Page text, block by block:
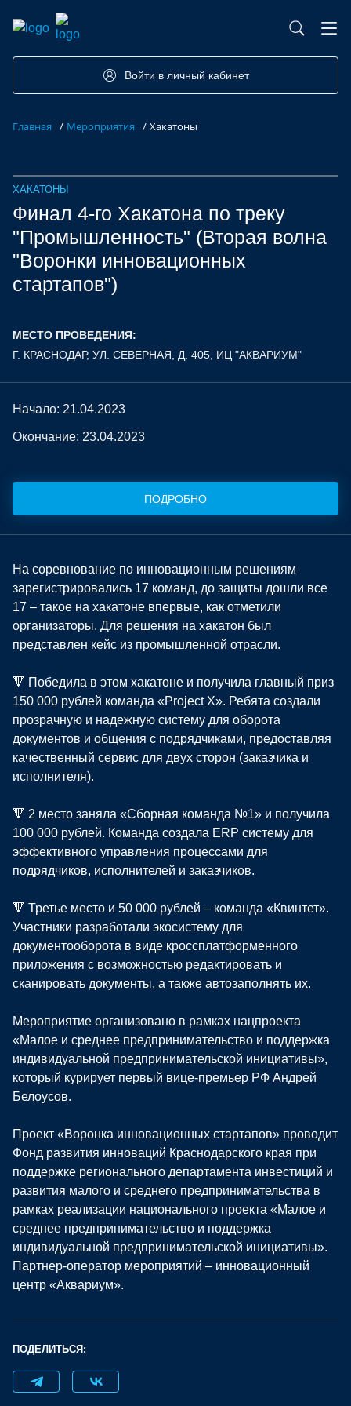
Войти в личный кабинет
Главная / Мероприятия / Хакатоны
ХАКАТОНЫ
Финал 4-го Хакатона по треку
"Промышленность" (Вторая волна
"Воронки инновационных
стартапов")
МЕСТО ПРОВЕДЕНИЯ:
Г. КРАСНОДАР, УЛ. СЕВЕРНАЯ, Д. 405, ИЦ "АКВАРИУМ"
Начало: 21.04.2023
Окончание: 23.04.2023
ПОДРОБНО
На соревнование по инновационным решениям
зарегистрировались 17 команд, до защиты дошли все
17 – такое на хакатоне впервые, как отметили
организаторы. Для решения на хакатон был
представлен кейс из промышленной отрасли.
🔻 Победила в этом хакатоне и получила главный приз
150 000 рублей команда «Project X». Ребята создали
прозрачную и надежную систему для оборота
документов и общения с подрядчиками, предоставляя
качественный сервис для двух сторон (заказчика и
исполнителя).
🔻 2 место заняла «Сборная команда №1» и получила
100 000 рублей. Команда создала ERP систему для
эффективного управления процессами для
подрядчиков, исполнителей и заказчиков.
🔻 Третье место и 50 000 рублей – команда «Квинтет».
Участники разработали экосистему для
документооборота в виде кроссплатформенного
приложения с возможностью редактировать и
сканировать документы, а также автозаполнять их.
Мероприятие организовано в рамках нацпроекта
«Малое и среднее предпринимательство и поддержка
индивидуальной предпринимательской инициативы»,
который курирует первый вице-премьер РФ Андрей
Белоусов.
Проект «Воронка инновационных стартапов» проводит
Фонд развития инноваций Краснодарского края при
поддержке регионального департамента инвестиций и
развития малого и среднего предпринимательства в
рамках реализации национального проекта «Малое и
среднее предпринимательство и поддержка
индивидуальной предпринимательской инициативы».
Партнер-оператор мероприятий – инновационный
центр «Аквариум».
ПОДЕЛИТЬСЯ: